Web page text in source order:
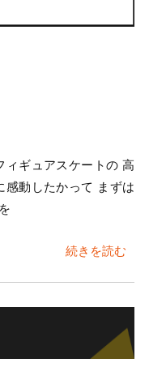
ギュアスケートの 高
動したかって まずは
続きを読む